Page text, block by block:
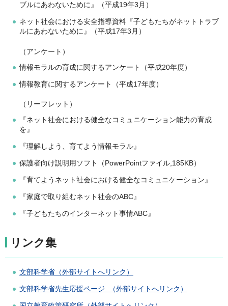
ブルにあわないために』（平成19年3月）
ネット社会における安全指導資料『子どもたちがネットトラブ
ルにあわないために』（平成17年3月）
（アンケート）
情報モラルの育成に関するアンケート（平成20年度）
情報教育に関するアンケート（平成17年度）
（リーフレット）
『ネット社会における健全なコミュニケーション能力の育成
を』
『理解しよう、育てよう情報モラル』
保護者向け説明用ソフト（PowerPointファイル,185KB）
『育てようネット社会における健全なコミュニケーション』
『家庭で取り組むネット社会のABC』
『子どもたちのインターネット事情ABC』
リンク集
文部科学省（外部サイトへリンク）
文部科学省先生応援ページ （外部サイトへリンク）